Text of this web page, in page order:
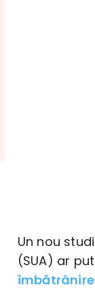
Un nou
(SUA) ar
îmbătrânire